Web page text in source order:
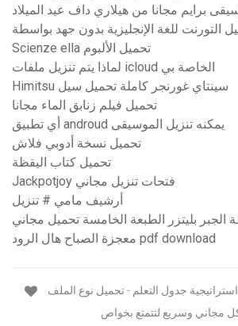
برايم مجانا من هيلاري داف عيد الميلاد
Scienze ella تحميل الألبوم
لماذا يتم تنزيل ملفات icloud الخاصة بي
Himitsu سينتاي غورنجر كاملة تحميل سيل
تحميل فيلم زنابق الماء مجانا
أي تطبيق androud يمكنه تنزيل الموسيقى
تحميل نسخة أدوبي فلاش
تحميل كتاب اليقظة
Jackpotjoy فتحات تنزيل مجاني
أرشيف مامي # تنزيل
الجبر بليتزر الطبعة الخامسة تحميل مجاني
معجزة الصباح هال الرود pdf download
مجاني وسريع لتتمتع بخواص